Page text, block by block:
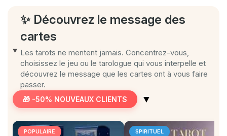
✨ Découvrez le message des
cartes
Les tarots ne mentent jamais. Concentrez-vous,
choisissez le jeu ou le tarologue qui vous interpelle et
découvrez le message que les cartes ont à vous faire
passer.
🎁 -50% NOUVEAUX CLIENTS ▼
POPULAIRE SPIRITUEL